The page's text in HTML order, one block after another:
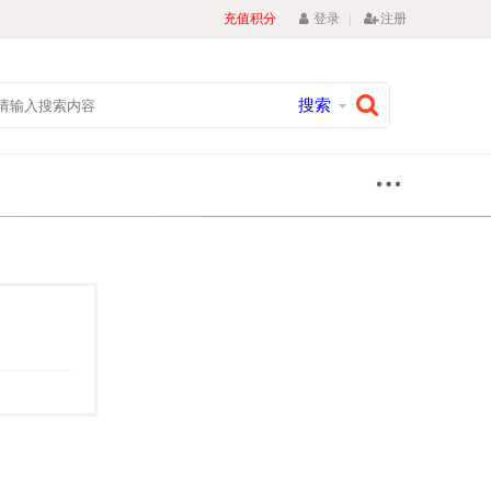
充值积分 登录 | 注册
搜索